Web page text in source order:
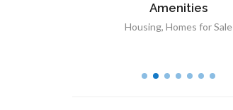
Amenities
Housing, Homes for Sale